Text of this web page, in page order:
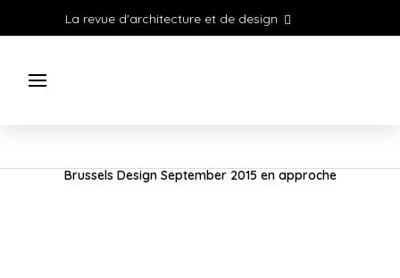
La revue d'architecture et de design
Brussels Design September 2015 en approche